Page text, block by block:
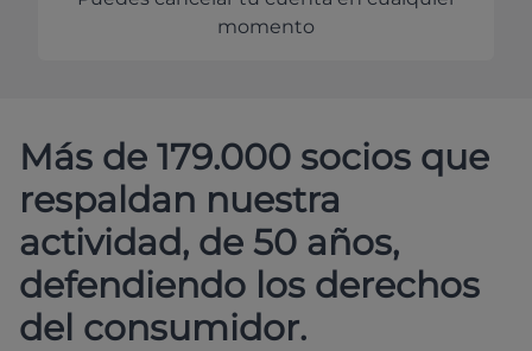
momento
Más de 179.000 socios que
respaldan nuestra
actividad, de 50 años,
defendiendo los derechos
del consumidor.